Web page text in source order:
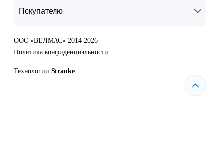
Покупателю
ООО «ВЕЛМАС» 2014-2026
Политика конфиденциальности
Технологии Stranke